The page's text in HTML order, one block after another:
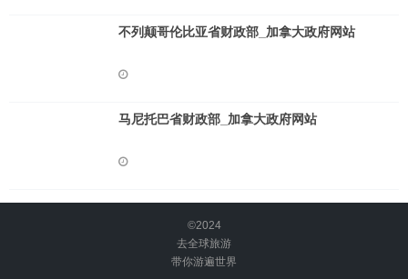
不列颠哥伦比亚省财政部_加拿大政府网站
马尼托巴省财政部_加拿大政府网站
©2024
去全球旅游
带你游遍世界